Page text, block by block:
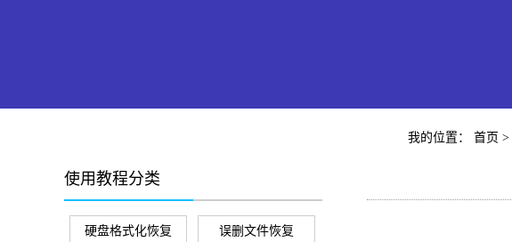
我的位置： 首页 >
使用教程分类
硬盘格式化恢复 误删文件恢复